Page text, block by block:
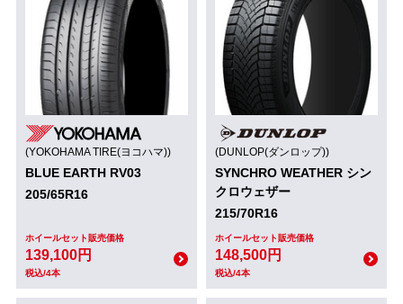
(YOKOHAMA TIRE(ヨコハマ))
BLUE EARTH RV03
205/65R16
ホイールセット販売価格
139,100円
税込/4本
(DUNLOP(ダンロップ))
SYNCHRO WEATHER シン
クロウェザー
215/70R16
ホイールセット販売価格
148,500円
税込/4本